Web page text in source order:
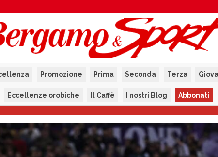
Promozione Prima Seconda Terza
Eccellenze orobiche Il Caffè I nostri Blog Abbonati